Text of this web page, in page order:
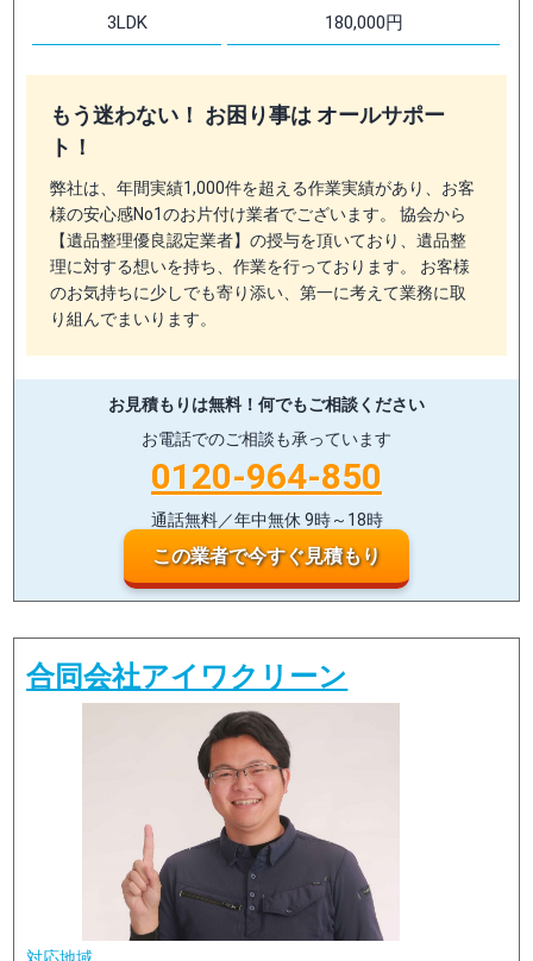
3LDK 180,000円
もう迷わない！ お困り事は オールサポー
ト！
弊社は、年間実績1,000件を超える作業実績があり、お客
様の安心感No1のお片付け業者でございます。 協会から
【遺品整理優良認定業者】の授与を頂いており、遺品整
理に対する想いを持ち、作業を行っております。 お客様
のお気持ちに少しでも寄り添い、第一に考えて業務に取
り組んでまいります。
お見積もりは無料！ 何でもご相談ください
お電話でのご相談も承っています
0120-964-850
通話無料／年中無休 9時～18時
この業者で今すぐ見積もり
合同会社アイワクリーン